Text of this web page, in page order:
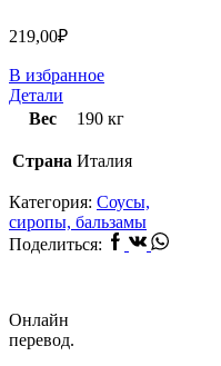
219,00₽
В избранное
Детали
Вес
190 кг
Страна Италия
Категория: Соусы,
сиропы, бальзамы
Поделиться: Facebook
Vk Whatsapp
Онлайн
перевод.